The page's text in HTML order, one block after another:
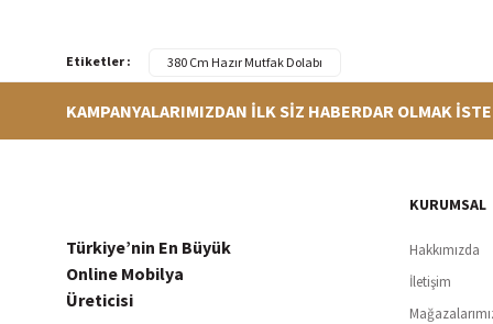
Etiketler : 380 Cm Hazır Mutfak Dolabı
Siparişleriniz en kısa sürede hazırlanarak kargoya verilir
KAMPANYALARIMIZDAN İLK SİZ HABERDAR OLMAK
Türkiye’nin En Büyük
Online Mobilya
Üreticisi
KURUMSAL
Hakkımızda
İletişim